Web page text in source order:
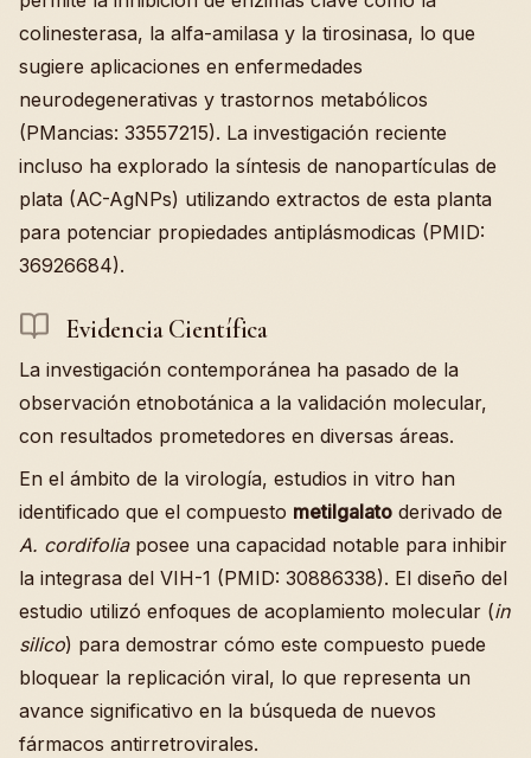
colinesterasa, la alfa-amilasa y la tirosinasa, lo que
sugiere aplicaciones en enfermedades
neurodegenerativas y trastornos metabólicos
(PMancias: 33557215). La investigación reciente
incluso ha explorado la síntesis de nanopartículas de
plata (AC-AgNPs) utilizando extractos de esta planta
para potenciar propiedades antiplásmodicas (PMID:
36926684).
Evidencia Científica
La investigación contemporánea ha pasado de la
observación etnobotánica a la validación molecular,
con resultados prometedores en diversas áreas.
En el ámbito de la virología, estudios in vitro han
identificado que el compuesto metilgalato derivado de
A. cordifoliaposee una capacidad notable para inhibir
la integrasa del VIH-1 (PMID: 30886338). El diseño del
estudio utilizó enfoques de acoplamiento molecular (in
silico) para demostrar cómo este compuesto puede
bloquear la replicación viral, lo que representa un
avance significativo en la búsqueda de nuevos
fármacos antirretrovirales.